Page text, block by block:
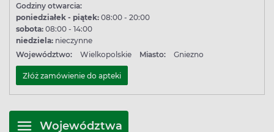
Godziny otwarcia:
poniedziałek - piątek: 08:00 - 20:00
sobota: 08:00 - 14:00
niedziela: nieczynne
Województwo:
Wielkopolskie Miasto: Gniezno
Złóż zamówienie do apteki
Województwa